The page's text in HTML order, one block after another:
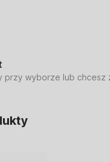
przy wyborze lub chcesz